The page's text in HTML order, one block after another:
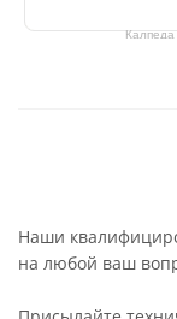
Калпеда
Наши
на любой ваш